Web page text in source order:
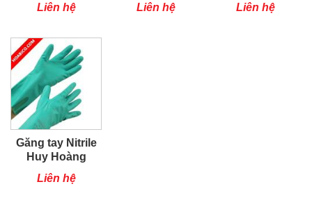
Liên hệ Liên hệ Liên hệ
Găng tay Nitrile
Huy Hoàng
Liên hệ